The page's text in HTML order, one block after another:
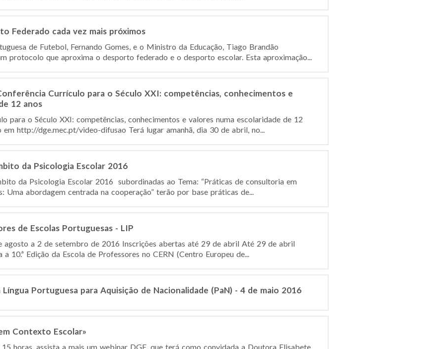
Federado cada vez mais próximos
de Futebol, Fernando Gomes, e o Ministro da Educação, Tiago Brandão
protocolo que aproxima o desporto federado e o desporto escolar. Esta aproximação...
Currículo para o Século XXI: competências, conhecimentos e
12 anos
para o Século XXI: competências, conhecimentos e valores numa escolaridade de 12
http://dge.mec.pt/video-difusao Terá lugar amanhã, dia 30 de abril, no...
da Psicologia Escolar 2016
da Psicologia Escolar 2016 subordinadas ao Tema: “Práticas de consultoria em
Uma abordagem centrada na cooperação” terão por base práticas de...
de Escolas Portuguesas - LIP
agosto a 2 de setembro de 2016 Inscrições abertas até 29 de abril Até 29 de abril
10.ª Edição da Escola de Professores no CERN (Centro Europeu de...
Portuguesa para Aquisição de Nacionalidade (PaN) - 4 de maio 2016
Contexto Escolar»
horas, assista a mais um webinar DGE, que terá como convidada a Doutora Elisabete